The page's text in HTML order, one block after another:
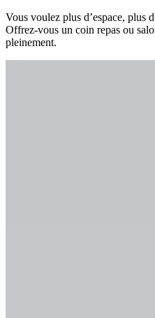
Vous voulez plus d’espace, plus
Offrez-vous un coin repas ou
pleinement.